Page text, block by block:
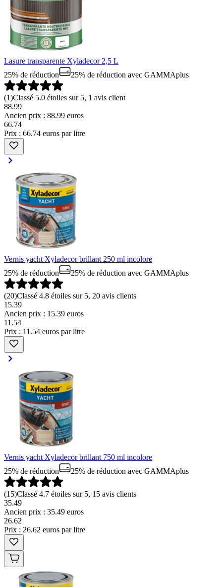
Lasure transparente Xyladecor 2,5 L
25% de réduction
25% de réduction avec GAMMAplus
(1)Classé 5.0 étoiles sur 5, 1 avis client
88.99
Ancien prix : 88.99 euros
66.74
Prix : 66.74 euros par litre
Vernis yacht Xyladecor brillant 250 ml incolore
25% de réduction
25% de réduction avec GAMMAplus
(20)Classé 4.8 étoiles sur 5, 20 avis clients
15.39
Ancien prix : 15.39 euros
11 .54
Prix : 11.54 euros par litre
Vernis yacht Xyladecor brillant 750 ml incolore
25% de réduction
25% de réduction avec GAMMAplus
(15)Classé 4.7 étoiles sur 5, 15 avis clients
35.49
Ancien prix : 35.49 euros
26.62
Prix : 26.62 euros par litre